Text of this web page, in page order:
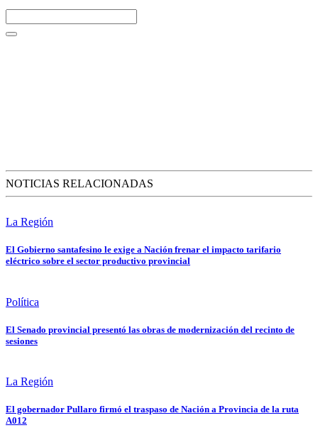
NOTICIAS RELACIONADAS
La Región
El Gobierno santafesino le exige a Nación frenar el impacto tarifario
eléctrico sobre el sector productivo provincial
Política
El Senado provincial presentó las obras de modernización del recinto de
sesiones
La Región
El gobernador Pullaro firmó el traspaso de Nación a Provincia de la ruta
A012